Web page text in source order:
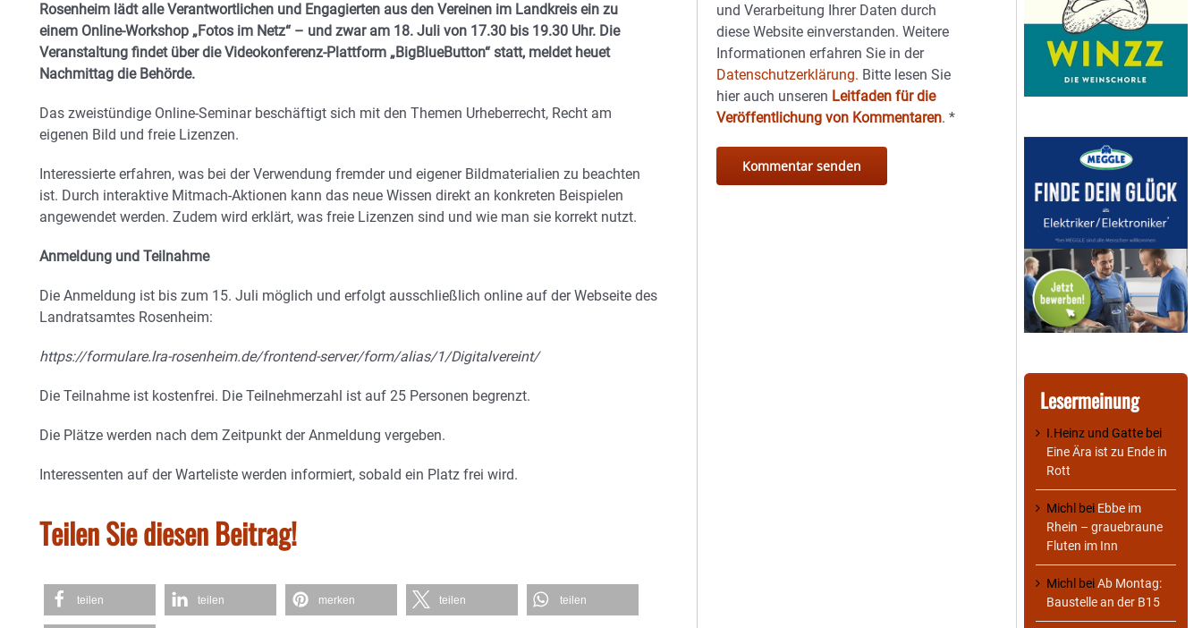
Rosenheim lädt alle Verantwortlichen und Engagierten aus den Vereinen im Landkreis ein zu
einem Online-Workshop „Fotos im Netz“ – und zwar am 18. Juli von 17.30 bis 19.30 Uhr. Die
Veranstaltung findet über die Videokonferenz-Plattform „BigBlueButton“ statt, meldet heuet
Nachmittag die Behörde.
Das zweistündige Online-Seminar beschäftigt sich mit den Themen Urheberrecht, Recht am
eigenen Bild und freie Lizenzen.
Interessierte erfahren, was bei der Verwendung fremder und eigener Bildmaterialien zu beachten
ist. Durch interaktive Mitmach-Aktionen kann das neue Wissen direkt an konkreten Beispielen
angewendet werden. Zudem wird erklärt, was freie Lizenzen sind und wie man sie korrekt nutzt.
Anmeldung und Teilnahme
Die Anmeldung ist bis zum 15. Juli möglich und erfolgt ausschließlich online auf der Webseite des
Landratsamtes Rosenheim:
https://formulare.lra-rosenheim.de/frontend-server/form/alias/1/Digitalvereint/
Die Teilnahme ist kostenfrei. Die Teilnehmerzahl ist auf 25 Personen begrenzt.
Die Plätze werden nach dem Zeitpunkt der Anmeldung vergeben.
Interessenten auf der Warteliste werden informiert, sobald ein Platz frei wird.
Teilen Sie diesen Beitrag!
teilen teilen merken teilen teilen
und Verarbeitung Ihrer Daten durch
diese Website einverstanden. Weitere
Informationen erfahren Sie in der
Datenschutzerklärung. Bitte lesen Sie
hier auch unseren Leitfaden für die
Veröffentlichung von Kommentaren.*
Lesermeinung
I.Heinz und Gatte bei
Eine Ära ist zu Ende in
Rott
Michl bei Ebbe im
Rhein – grauebraune
Fluten im Inn
Michl beiAb Montag:
Baustelle an der B15